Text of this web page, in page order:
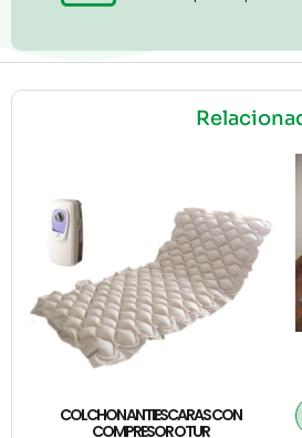
COLCHON ANTIESCARAS CON
COMPRESOR OTUR